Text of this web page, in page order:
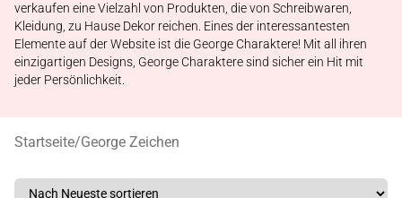
verkaufen eine Vielzahl von Produkten, die von Schreibwaren,
Kleidung, zu Hause Dekor reichen. Eines der interessantesten
Elemente auf der Website ist die George Charaktere! Mit all ihren
einzigartigen Designs, George Charaktere sind sicher ein Hit mit
jeder Persönlichkeit.
Startseite/George Zeichen